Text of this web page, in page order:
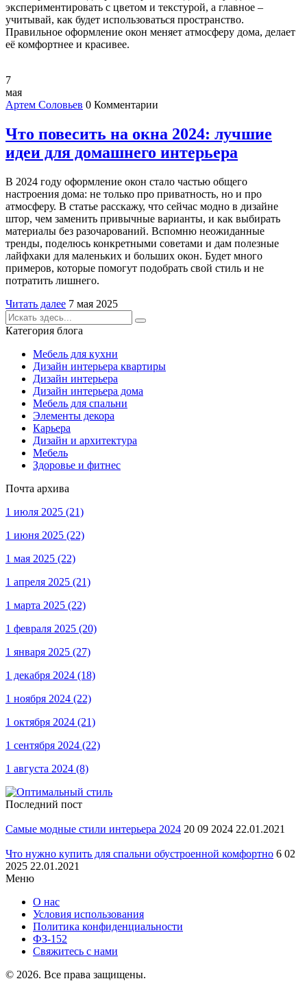
экспериментировать с цветом и текстурой, а главное –
учитывай, как будет использоваться пространство.
Правильное оформление окон меняет атмосферу дома, делает
её комфортнее и красивее.
7
мая
Артем Соловьев 0 Комментарии
Что повесить на окна 2024: лучшие
идеи для домашнего интерьера
В 2024 году оформление окон стало частью общего
настроения дома: не только про приватность, но и про
атмосферу. В статье расскажу, что сейчас модно в дизайне
штор, чем заменить привычные варианты, и как выбирать
материалы без разочарований. Вспомню неожиданные
тренды, поделюсь конкретными советами и дам полезные
лайфхаки для маленьких и больших окон. Будет много
примеров, которые помогут подобрать свой стиль и не
потратить лишнего.
Читать далее 7 мая 2025
Категория блога
Мебель для кухни
Дизайн интерьера квартиры
Дизайн интерьера
Дизайн интерьера дома
Мебель для спальни
Элементы декора
Карьера
Дизайн и архитектура
Мебель
Здоровье и фитнес
Почта архива
1 июля 2025 (21)
1 июня 2025 (22)
1 мая 2025 (22)
1 апреля 2025 (21)
1 марта 2025 (22)
1 февраля 2025 (20)
1 января 2025 (27)
1 декабря 2024 (18)
1 ноября 2024 (22)
1 октября 2024 (21)
1 сентября 2024 (22)
1 августа 2024 (8)
Последний пост
Самые модные стили интерьера 2024 20 09 2024 22.01.2021
Что нужно купить для спальни обустроенной комфортно 6 02
2025 22.01.2021
Меню
О нас
Условия использования
Политика конфиденциальности
ФЗ-152
Свяжитесь с нами
© 2026. Все права защищены.